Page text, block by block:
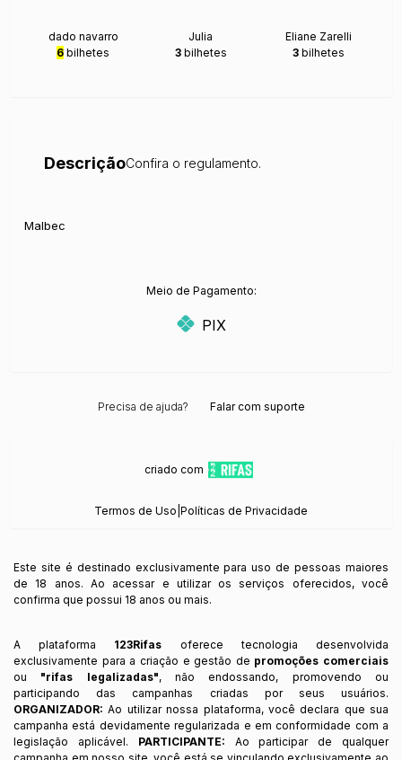
dado navarro
6 bilhetes
Julia
3bilhetes
Eliane Zarelli
3 bilhetes
DescriçãoConfira o regulamento.
Malbec
Meio de Pagamento:
PIX
Precisa de ajuda? Falar com suporte
criado com
Termos de Uso Políticas de Privacidade
Este site é destinado exclusivamente para uso de pessoas maiores
de 18 anos. Ao acessar e utilizar os serviços oferecidos, você
confirma que possui 18 anos ou mais.
A plataforma 123Rifas oferece tecnologia desenvolvida
exclusivamente para a criação e gestão de promoções comerciais
ou "rifas legalizadas", não endossando, promovendo ou
participando das campanhas criadas por seus usuários.
ORGANIZADOR: Ao utilizar nossa plataforma, você declara que sua
campanha está devidamente regularizada e em conformidade com a
legislação aplicável. PARTICIPANTE: Ao participar de qualquer